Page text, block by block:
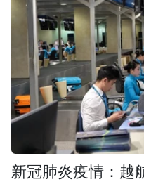
新冠肺炎疫情：越